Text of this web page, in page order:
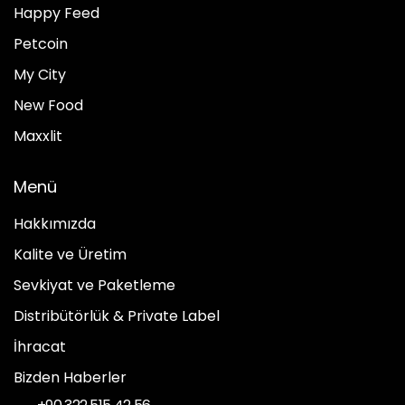
Happy Feed
Petcoin
My City
New Food
Maxxlit
Menü
Hakkımızda
Kalite ve Üretim
Sevkiyat ve Paketleme
Distribütörlük & Private Label
İhracat
Bizden Haberler